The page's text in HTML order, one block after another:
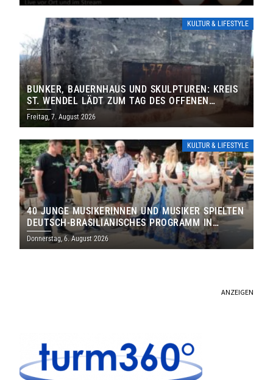
KULTUR & LIFESTYLE
BUNKER, BAUERNHAUS UND SKULPTUREN: KREIS
ST. WENDEL LÄDT ZUM TAG DES OFFENEN
DENKMALS EIN
Freitag, 7. August 2026
KULTUR & LIFESTYLE
40 JUNGE MUSIKERINNEN UND MUSIKER SPIELTEN
DEUTSCH-BRASILIANISCHES PROGRAMM IN
THOLEY
Donnerstag, 6. August 2026
ANZEIGEN